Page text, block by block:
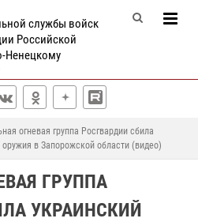
службы войск
Российской
Ненецкому
огневая группа Росгвардии сбила
оружия в Запорожской области (видео)
ГРУППА
УКРАИНСКИЙ